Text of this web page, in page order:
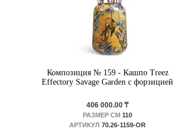
Композиция № 159 - Кашпо Treez
Effectory Savage Garden с форзицией
406 000.00 ₸
РАЗМЕР СМ 110
АРТИКУЛ 70.26-1159-OR